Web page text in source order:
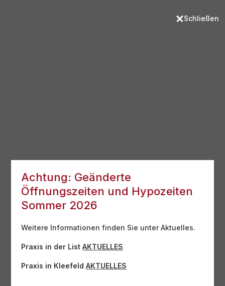
Achtung: Geänderte
Öffnungszeiten und Hypozeiten
Sommer 2026
Weitere Informationen finden Sie unter Aktuelles.
Praxis in der List AKTUELLES
Praxis in Kleefeld AKTUELLES
Schließen